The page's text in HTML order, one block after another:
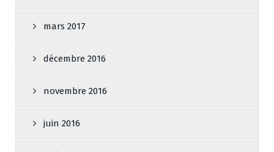
mars 2017
décembre 2016
novembre 2016
juin 2016